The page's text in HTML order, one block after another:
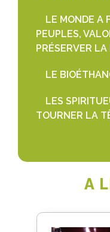
LE MONDE A
PEUPLES,
PRÉSERVER
LE
LES
TOURNER LA
A